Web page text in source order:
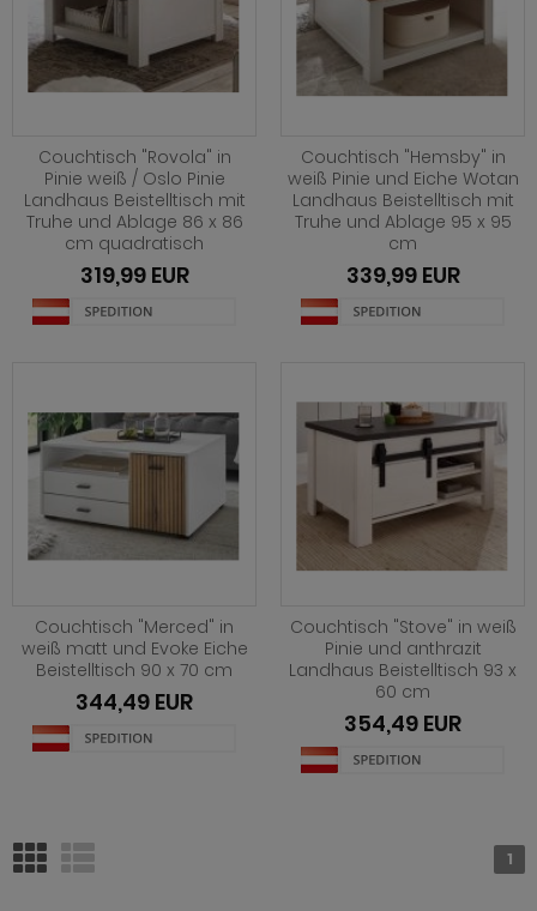
Couchtisch "Rovola" in
Pinie weiß / Oslo Pinie
Landhaus Beistelltisch mit
Truhe und Ablage 86 x 86
cm quadratisch
319,99 EUR
Couchtisch "Hemsby" in
weiß Pinie und Eiche Wotan
Landhaus Beistelltisch mit
Truhe und Ablage 95 x 95
cm
339,99 EUR
Couchtisch "Merced" in
weiß matt und Evoke Eiche
Beistelltisch 90 x 70 cm
344,49 EUR
Couchtisch "Stove" in weiß
Pinie und anthrazit
Landhaus Beistelltisch 93 x
60 cm
354,49 EUR
1